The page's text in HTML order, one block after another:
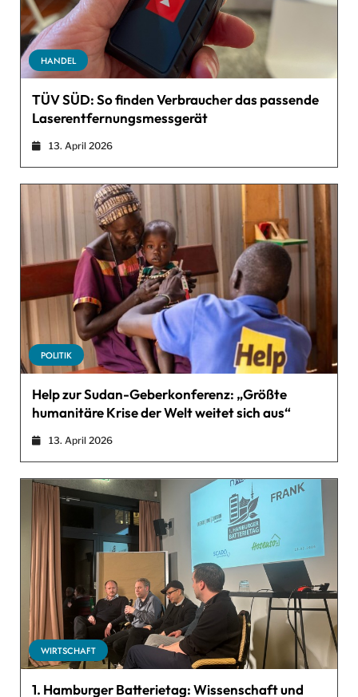
HANDEL
TÜV SÜD: So finden Verbraucher das passende
Laserentfernungsmessgerät
13. April 2026
POLITIK
Help zur Sudan-Geberkonferenz: „Größte
humanitäre Krise der Welt weitet sich aus“
13. April 2026
WIRTSCHAFT
1. Hamburger Batterietag: Wissenschaft und